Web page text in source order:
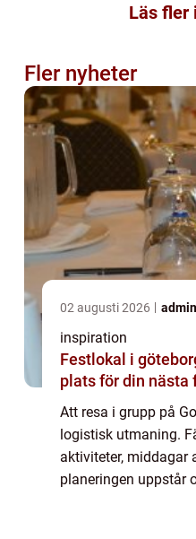
Läs fler
Fler nyheter
02 augusti 2026 admin
inspiration
Festlokal i göteborg så hittar du
plats för din nästa
Att resa i grupp på
logistisk utmaning.
aktiviteter,
planeringen uppstår